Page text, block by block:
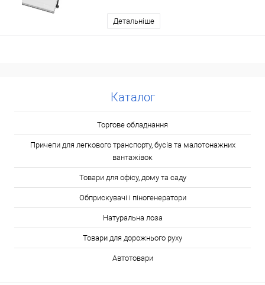
Детальніше
Каталог
Торгове обладнання
Причепи для легкового транспорту, бусів та малотонажних
вантажівок
Товари для офісу, дому та саду
Обприскувачі і піногенератори
Натуральна лоза
Товари для дорожнього руху
Автотовари